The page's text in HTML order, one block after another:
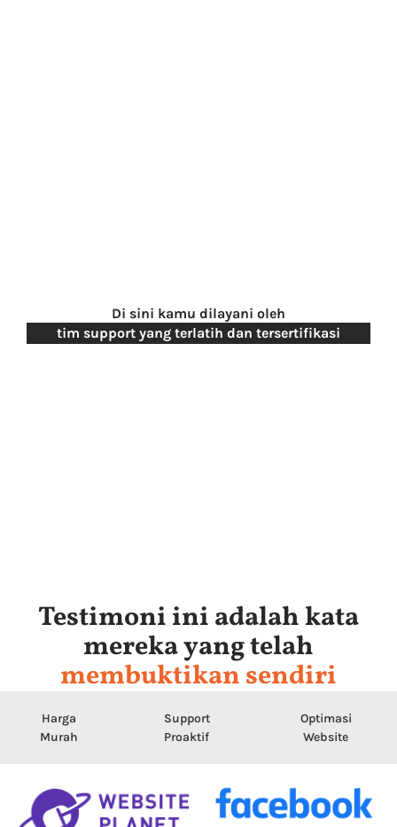
Di sini kamu dilayani oleh
tim support yang terlatih dan tersertifikasi
Testimoni ini adalah kata
mereka yang telah
membuktikan sendiri
Harga
Murah
Support
Proaktif
Optimasi
Website